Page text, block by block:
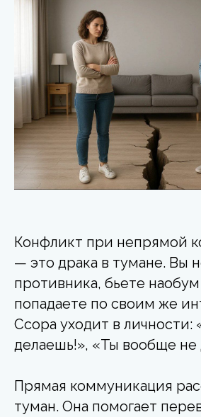
Конфликт при непрямой
— это драка в тумане. Вы
противника, бьете
попадаете по своим же
Ссора уходит в личности:
делаешь!», «Ты вообще не
Прямая коммуникация
туман. Она помогает